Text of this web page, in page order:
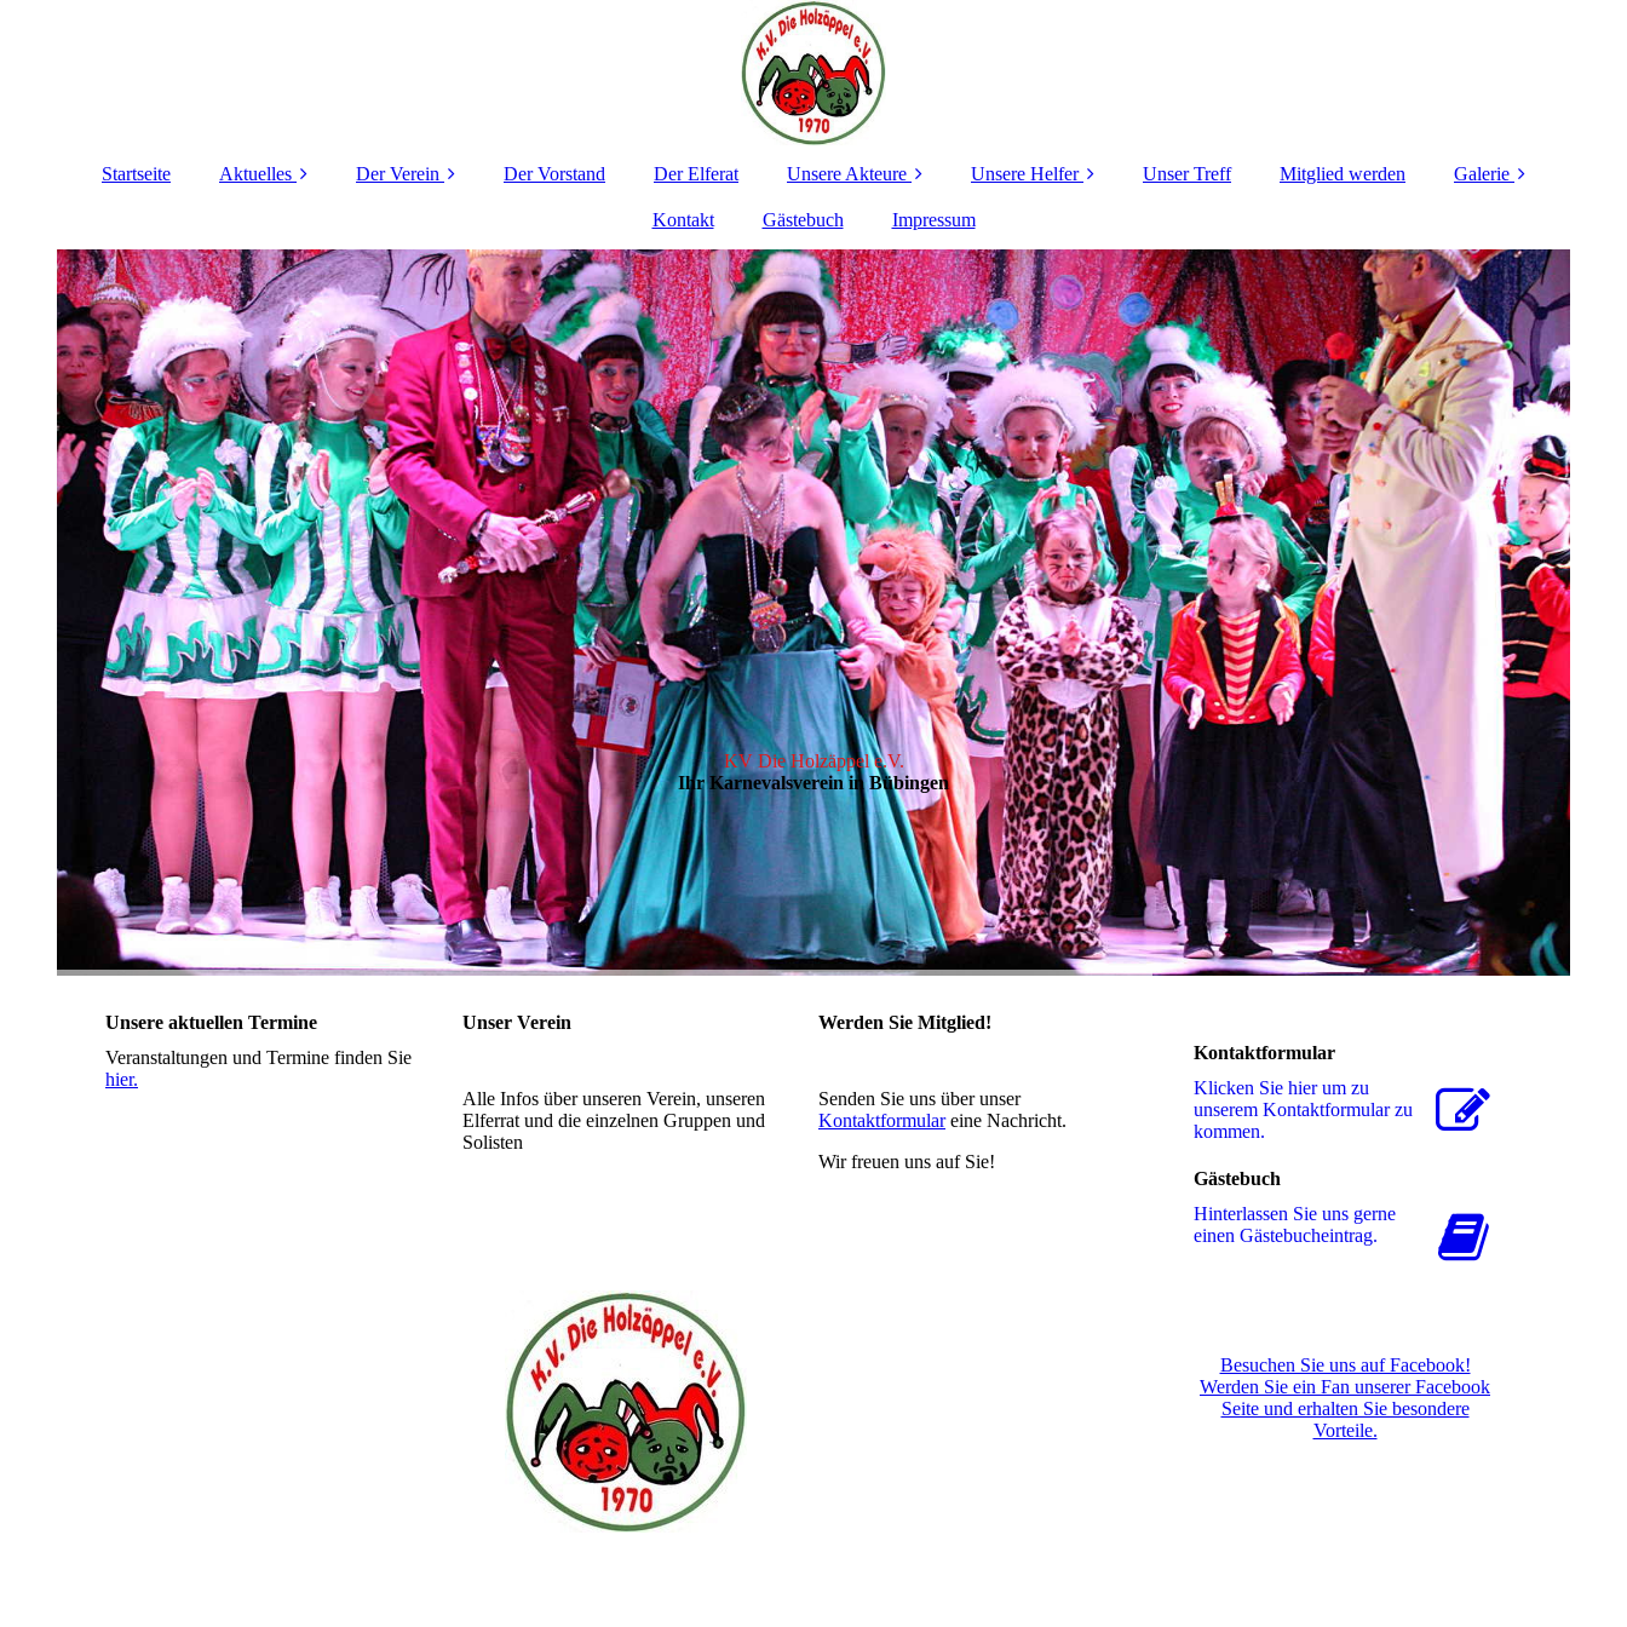
Startseite Aktuelles
Unser aktuelles
Prinzenpaar
Menüplan
Der Verein
Unsere Präsidenten
Unsere Prinzenpaare
Das Motto der
Session
Der Vorstand Der Elferat Unsere Akteure
Garden
Solisten
Ü30
Männerbuffet
Taktgefühl
"Die Calvadössja"
Unsere Helfer
Arno und sein
Küchen-Team
Unser Deko-Team
Unser Ton- und
Beleuchtungsteam
Unser Fotograf
Unser Treff Mitglied werden Galerie
Session 2023-2024
Session 2022-2023
Session 2016 -2017
Session 2014-2015
Session 2013-2014
Session 2012-2013
Session 2011-2012
Kontakt Gästebuch Impressum
KV Die Holzäppel e.V.
Ihr Karnevalsverein in Bübingen
Unsere aktuellen Termine
Veranstaltungen und Termine finden Sie
hier.
Unser Verein
Alle Infos über unseren Verein, unseren
Elferrat und die einzelnen Gruppen und
Solisten
Werden Sie Mitglied!
Senden Sie uns über unser
Kontaktformulareine Nachricht.
Wir freuen uns auf Sie!
Kontaktformular
Klicken Sie hier um zu
unserem Kon­takt­for­mu­lar zu
kommen.
Gästebuch
Hinterlassen Sie uns gerne
einen Gästebucheintrag.
Besuchen Sie uns auf Facebook!
Werden Sie ein Fan unserer Facebook
Seite und erhalten Sie besondere
Vorteile.